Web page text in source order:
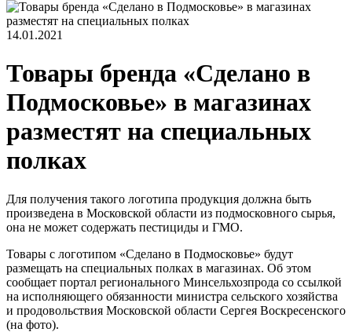
14.01.2021
Товары бренда «Сделано в
Подмосковье» в магазинах
разместят на специальных
полках
Для получения такого логотипа продукция должна быть
произведена в Московской области из подмосковного сырья,
она не может содержать пестициды и ГМО.
Товары с логотипом «Сделано в Подмосковье» будут
размещать на специальных полках в магазинах. Об этом
сообщает портал регионального Минсельхозпрода со ссылкой
на исполняющего обязанности министра сельского хозяйства
и продовольствия Московской области Сергея Воскресенского
(на фото).